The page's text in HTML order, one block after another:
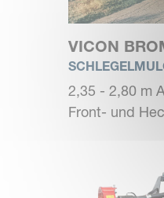
VICON
2,35 - 2,80 m
Front- und